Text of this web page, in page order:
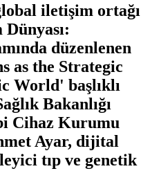
iletişim ortağı
düzenlenen
as the Strategic
World' başlıklı
Bakanlığı
Cihaz Kurumu
Ayar, dijital
tıp ve genetik